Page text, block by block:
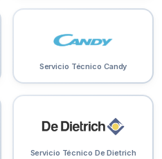
Servicio Técnico Candy
Servicio Técnico De Dietrich